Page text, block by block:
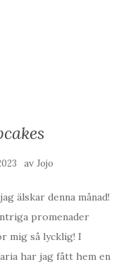
av Jojo
älskar denna månad!
promenader
mig så lycklig! I
har jag fått hem en